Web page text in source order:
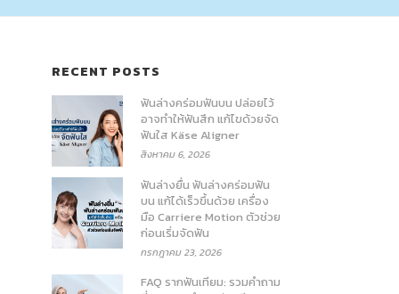
RECENT POSTS
ฟันล่างคร่อมฟันบน ปล่อยไว้
อาจทำให้ฟันสึก แก้ไขด้วยจัด
ฟันใส Käse Aligner
สิงหาคม 6, 2026
ฟันล่างยื่น ฟันล่างคร่อมฟัน
บน แก้ได้เร็วขึ้นด้วย เครื่อง
มือ Carriere Motion ตัวช่วย
ก่อนเริ่มจัดฟัน
กรกฎาคม 23, 2026
FAQ รากฟันเทียม: รวมคำถาม